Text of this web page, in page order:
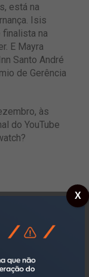
está na
Isis
finalista na
E Mayra
Santo André
de Gerência
às
do YouTube
International,
hotéis, que
X